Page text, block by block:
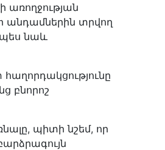
անդամներին տրվող
նաև
բնորոշ
պիտի նշեմ, որ